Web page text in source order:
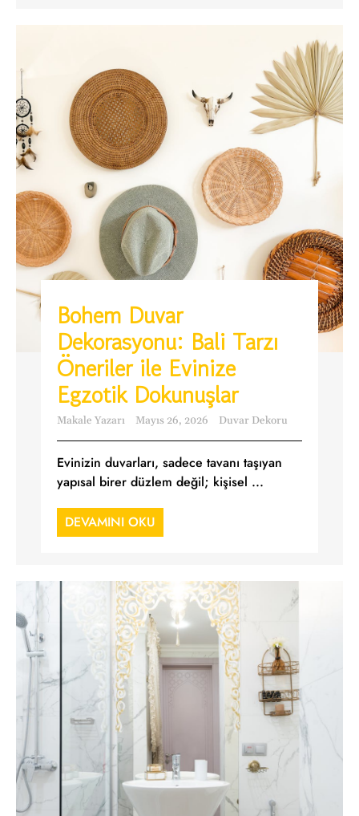
Bohem Duvar
Dekorasyonu: Bali Tarzı
Öneriler ile Evinize
Egzotik Dokunuşlar
Makale Yazarı Mayıs 26, 2026 Duvar Dekoru
Evinizin duvarları, sadece tavanı taşıyan
yapısal birer düzlem değil; kişisel ...
DEVAMINI OKU